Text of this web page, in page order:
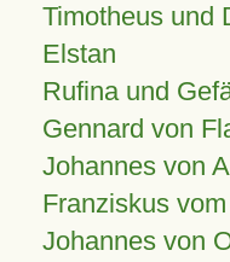
Timotheus und
Elstan
Rufina und
Gennard von
Johannes von
Franziskus
Johannes von